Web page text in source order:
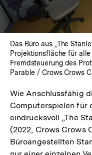
Das Büro aus „The
Projektionsfläche für
Fremdsteuerung des
Parable / Crows Crows
Wie Anschlussfähig
Computerspielen für
eindrucksvoll „The
(2022, Crows Crows
Büroangestellten